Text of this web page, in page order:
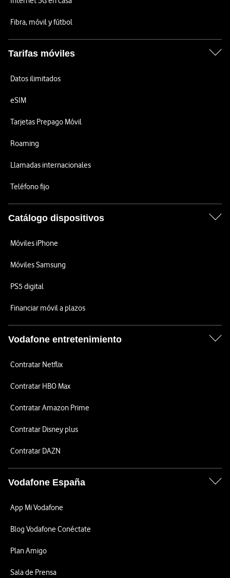
Fibra, móvil y fútbol
Tarifas móviles
Datos ilimitados
eSIM
Tarjetas Prepago Móvil
Roaming
Llamadas internacionales
Teléfono fijo
Catálogo dispositivos
Móviles iPhone
Móviles Samsung
PS5 digital
Financiar móvil a plazos
Vodafone entretenimiento
Contratar Netflix
Contratar HBO Max
Contratar Amazon Prime
Contratar Disney plus
Contratar DAZN
Vodafone España
App Mi Vodafone
Blog Vodafone Conéctate
Plan Amigo
Sala de Prensa